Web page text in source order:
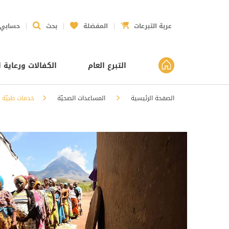
حسابي بحث المفضلة عربة التبرعات
التبرع العام الكفالات ورعاية
الصفحة الرئيسية المساعدات الصحيّة خدمات طبيّة